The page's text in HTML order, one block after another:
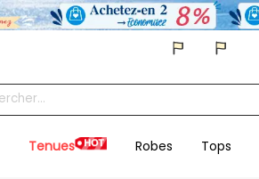
Tenues Robes Tops